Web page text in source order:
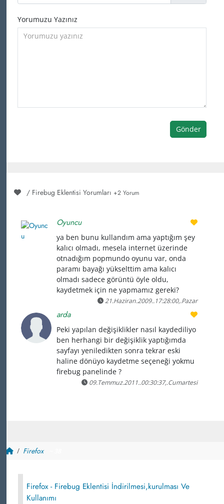
Yorumuzu Yazınız
Gönder
/ Firebug Eklentisi Yorumları +2 Yorum
Oyuncu
ya ben bunu kullandım ama yaptığım şey
kalıcı olmadı, mesela internet üzerinde
otnadığım popmundo oyunu var, onda
paramı bayağı yükselttim ama kalıcı
olmadı sadece görüntü öyle oldu,
kaydetmek için ne yapmamız gereki?
21.Haziran.2009..17:28:00,.Pazar
arda
Peki yapılan değişiklikler nasıl kaydediliyo
ben herhangi bir değişiklik yaptığımda
sayfayı yeniledikten sonra tekrar eski
haline dönüyo kaydetme seçeneği yokmu
firebug panelinde ?
09.Temmuz.2011..00:30:37,.Cumartesi
Firefox
Firefox - Firebug Eklentisi İndirilmesi,kurulması Ve
Kullanımı